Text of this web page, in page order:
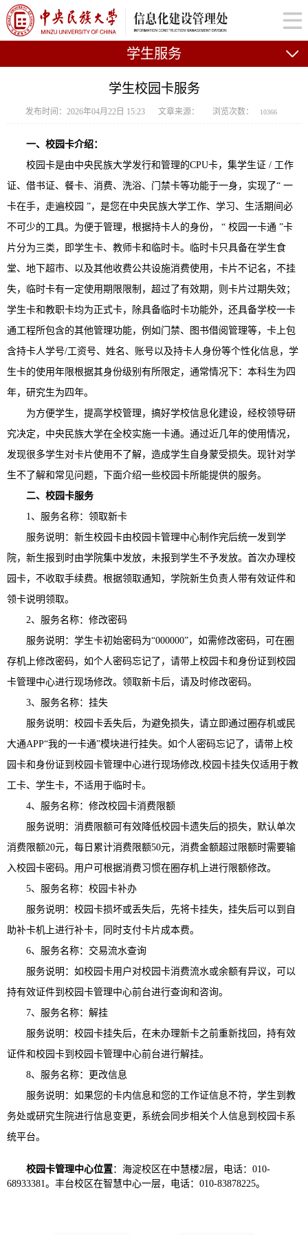
学生服务
学生校园卡服务
发布时间：2026年04月22日 15:23 文章来源： 浏览次数： 10366
一、校园卡介绍：
校园卡是由中央民族大学发行和管理的CPU卡，集学生证 / 工作
证、借书证、餐卡、消费、洗浴、门禁卡等功能于一身，实现了“ 一
卡在手，走遍校园 ”，是您在中央民族大学工作、学习、生活期间必
不可少的工具。为便于管理，根据持卡人的身份， “ 校园一卡通 ”卡
片分为三类，即学生卡、教师卡和临时卡。临时卡只具备在学生食
堂、地下超市、以及其他收费公共设施消费使用，卡片不记名，不挂
失，临时卡有一定使用期限限制，超过了有效期，则卡片过期失效；
学生卡和教职卡均为正式卡，除具备临时卡功能外，还具备学校一卡
通工程所包含的其他管理功能，例如门禁、图书借阅管理等，卡上包
含持卡人学号/工资号、姓名、账号以及持卡人身份等个性化信息，学
生卡的使用年限根据其身份级别有所限定，通常情况下：本科生为四
年，研究生为四年。
为方便学生，提高学校管理，搞好学校信息化建设，经校领导研
究决定，中央民族大学在全校实施一卡通。通过近几年的使用情况，
发现很多学生对卡片使用不了解，造成学生自身蒙受损失。现针对学
生不了解和常见问题，下面介绍一些校园卡所能提供的服务。
二、校园卡服务
1、服务名称：领取新卡
服务说明：新生校园卡由校园卡管理中心制作完后统一发到学
院，新生报到时由学院集中发放，未报到学生不予发放。首次办理校
园卡，不收取手续费。根据领取通知，学院新生负责人带有效证件和
领卡说明领取。
2、服务名称：修改密码
服务说明： 学生卡初始密码为“000000”，如需修改密码，可在圈
存机上修改密码，如个人密码忘记了，请带上校园卡和身份证到校园
卡管理中心进行现场修改。领取新卡后，请及时修改密码。
3、服务名称：挂失
服务说明：校园卡丢失后，为避免损失，请立即通过圈存机或民
大通APP“我的一卡通”模块进行挂失。如个人密码忘记了，请带上校
园卡和身份证到校园卡管理中心进行现场修改,校园卡挂失仅适用于教
工卡、学生卡，不适用于临时卡。
4、服务名称：修改校园卡消费限额
服务说明：消费限额可有效降低校园卡遗失后的损失，默认单次
消费限额20元，每日累计消费限额50元，消费金额超过限额时需要输
入校园卡密码。用户可根据消费习惯在圈存机上进行限额修改。
5、服务名称：校园卡补办
服务说明：校园卡损坏或丢失后，先将卡挂失，挂失后可以到自
助补卡机上进行补卡，同时支付卡片成本费。
6、服务名称：交易流水查询
服务说明：如校园卡用户对校园卡消费流水或余额有异议，可以
持有效证件到校园卡管理中心前台进行查询和咨询。
7、服务名称：解挂
服务说明：校园卡挂失后，在未办理新卡之前重新找回， 持有效
证件和校园卡到校园卡管理中心前台进行解挂。
8、服务名称：更改信息
服务说明：如果您的卡内信息和您的工作证信息不符，学生到教
务处或研究生院进行信息变更，系统会同步相关个人信息到校园卡系
统平台。
校园卡管理中心位置：海淀校区在中慧楼2层，电话：010-
68933381。丰台校区在智慧中心一层，电话：010-83878225。